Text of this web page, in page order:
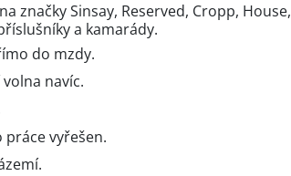
značky Sinsay, Reserved, Cropp, House,
a kamarády.
do mzdy.
navíc.
práce vyřešen.